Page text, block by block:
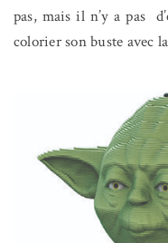
pas, mais il n’y a pas
colorier son buste avec